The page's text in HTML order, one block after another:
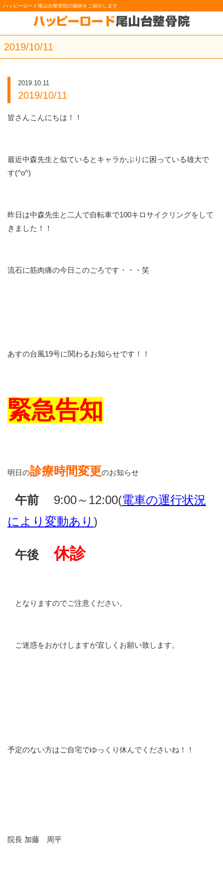
ハッピーロード尾山台整骨院の施術をご紹介します
2019/10/11
2019.10.11
2019/10/11
皆さんこんにちは！！
最近中森先生と似ているとキャラかぶりに困っている雄大で
す(^o^)
昨日は中森先生と二人で自転車で100キロサイクリングをして
きました！！
流石に筋肉痛の今日このごろです・・・笑
あすの台風19号に関わるお知らせです！！
緊急告知
明日の診療時間変更のお知らせ
午前 9:00～12:00(電車の運行状況
により変動あり )
午後 休診
となりますのでご注意ください。
ご迷惑をおかけしますが宜しくお願い致します。
予定のない方はご自宅でゆっくり休んでくださいね！！
院長 加藤 周平